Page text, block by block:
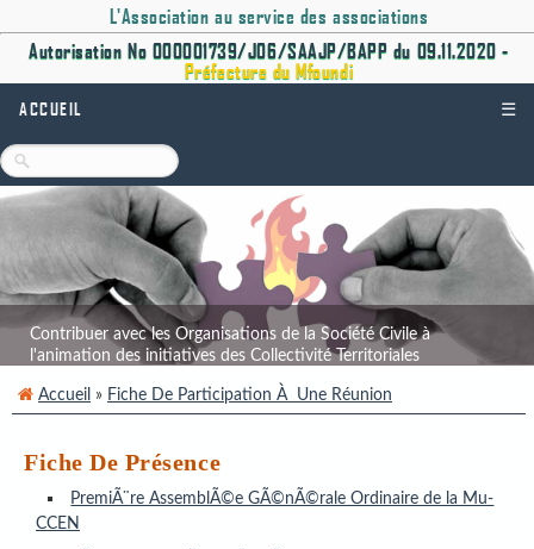
L'Association au service des associations
Autorisation No 000001739/J06/SAAJP/BAPP du 09.11.2020 -
Préfecture du Mfoundi
ACCUEIL ☰
Contribuer avec les Organisations de la Société Civile à
l'animation des initiatives des Collectivité Territoriales
Accueil » Fiche De Participation À Une Réunion
Fiche De Présence
PremiÃ¨re AssemblÃ©e GÃ©nÃ©rale Ordinaire de la Mu-
CCEN